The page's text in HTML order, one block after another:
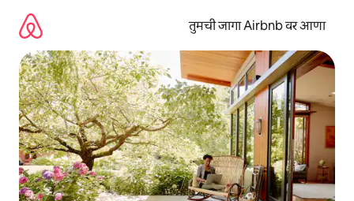
तुमची जागा Airbnb वर आणा